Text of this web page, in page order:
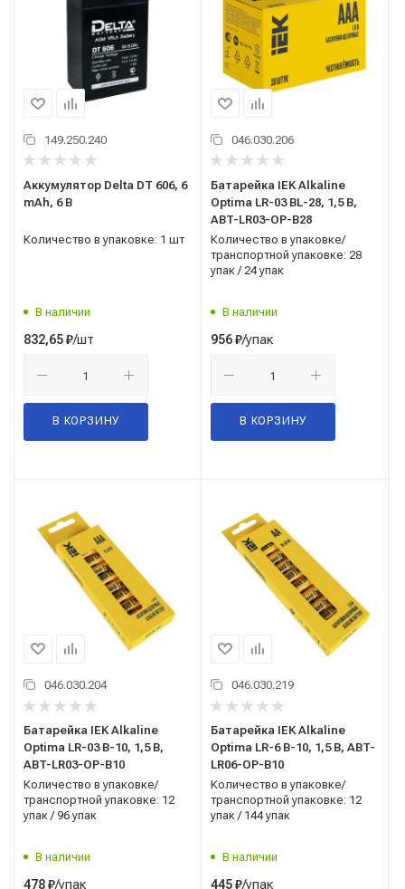
149.250.240
Аккумулятор Delta DT 606, 6
mAh, 6 В
Количество в упаковке: 1 шт
В наличии
832,65₽/шт
В КОРЗИНУ
046.030.206
Батарейка IEK Alkaline
Optima LR-03 BL-28, 1,5 В,
ABT-LR03-OP-B28
Количество в упаковке/
транспортной упаковке: 28
упак / 24 упак
В наличии
956₽/упак
В КОРЗИНУ
046.030.204
Батарейка IEK Alkaline
Optima LR-03 B-10, 1,5 В,
ABT-LR03-OP-B10
Количество в упаковке/
транспортной упаковке: 12
упак / 96 упак
В наличии
478₽/упак
046.030.219
Батарейка IEK Alkaline
Optima LR-6 B-10, 1,5 В, ABT-
LR06-OP-B10
Количество в упаковке/
транспортной упаковке: 12
упак / 144 упак
В наличии
445₽/упак